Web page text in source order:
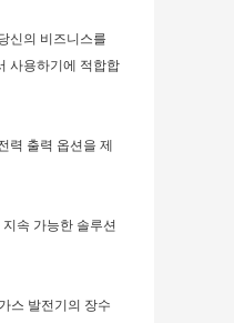
신의 비즈니스를
사용하기에 적합합
력 출력 옵션을 제
속 가능한 솔루션
스 발전기의 장수